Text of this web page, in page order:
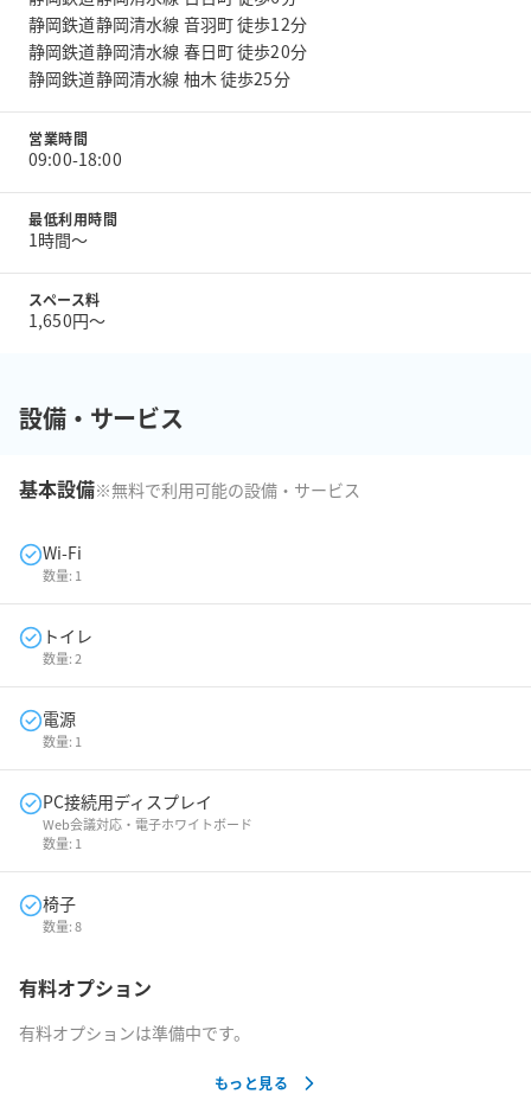
静岡鉄道静岡清水線 音羽町 徒歩12分
静岡鉄道静岡清水線 春日町 徒歩20分
静岡鉄道静岡清水線 柚木 徒歩25分
営業時間
09:00-18:00
最低利用時間
1時間〜
スペース料
1,650円〜
設備・サービス
基本設備※無料で利用可能の設備・サービス
Wi-Fi
数量: 1
トイレ
数量:2
電源
数量: 1
PC接続用ディスプレイ
Web会議対応・電子ホワイトボード
数量: 1
椅子
数量:8
有料オプション
有料オプションは準備中です。
もっと見る